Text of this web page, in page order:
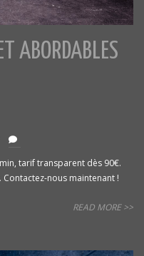
ABORDABLES
tarif transparent dès 90€.
nous maintenant !
READ MORE >>